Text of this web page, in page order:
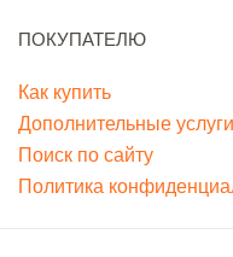
ПОКУПАТЕЛЮ
Как купить
Дополнительные услуги
Поиск по сайту
Политика